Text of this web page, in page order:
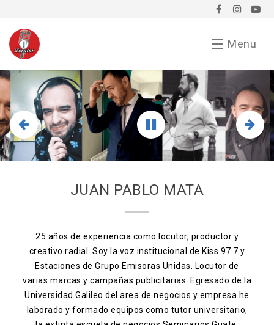
Menu
Inicio
Demo
Chavorrucadas
Anunciarse conmigo
Contacto
JUAN PABLO MATA
25 años de experiencia como locutor, productor y
creativo radial. Soy la voz institucional de Kiss 97.7 y
Estaciones de Grupo Emisoras Unidas. Locutor de
varias marcas y campañas publicitarias. Egresado de la
Universidad Galileo del area de negocios y empresa he
laborado y formado equipos como tutor universitario,